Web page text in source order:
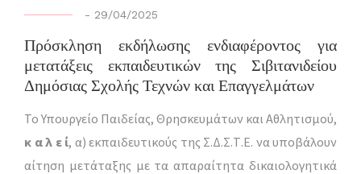
- 29/04/2025
Πρόσκληση εκδήλωσης ενδιαφέροντος για
μετατάξεις εκπαιδευτικών της Σιβιτανιδείου
Δημόσιας Σχολής Τεχνών και Επαγγελμάτων
Το Υπουργείο Παιδείας, Θρησκευμάτων και Αθλητισμού,
κ α λ ε ί, α) εκπαιδευτικούς της Σ.Δ.Σ.Τ.Ε. να υποβάλουν
αίτηση μετάταξης με τα απαραίτητα δικαιολογητικά